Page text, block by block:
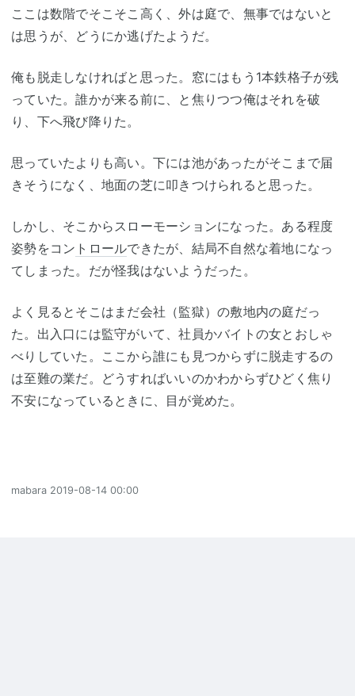
ここは数階でそこそこ高く、外は庭で、無事ではないと
は思うが、どうにか逃げたようだ。
俺も脱走しなければと思った。窓にはもう1本鉄格子が残
っていた。誰かが来る前に、と焦りつつ俺はそれを破
り、下へ飛び降りた。
思っていたよりも高い。下には池があったがそこまで届
きそうになく、地面の芝に叩きつけられると思った。
しかし、そこからスローモーションになった。ある程度
姿勢をコン トロールできたが、結局不自然な着地になっ
てしまった。だが怪我はないようだった。
よく見るとそこはまだ会社（監獄）の敷地内の庭だっ
た。出入口には監守がいて、社員かバイトの女とおしゃ
べりしていた。ここから誰にも見つからずに脱走するの
は至難の業だ。どうすればいいのかわからずひどく焦り
不安になっているときに、目が覚めた。
mabara 2019-08-14 00:00